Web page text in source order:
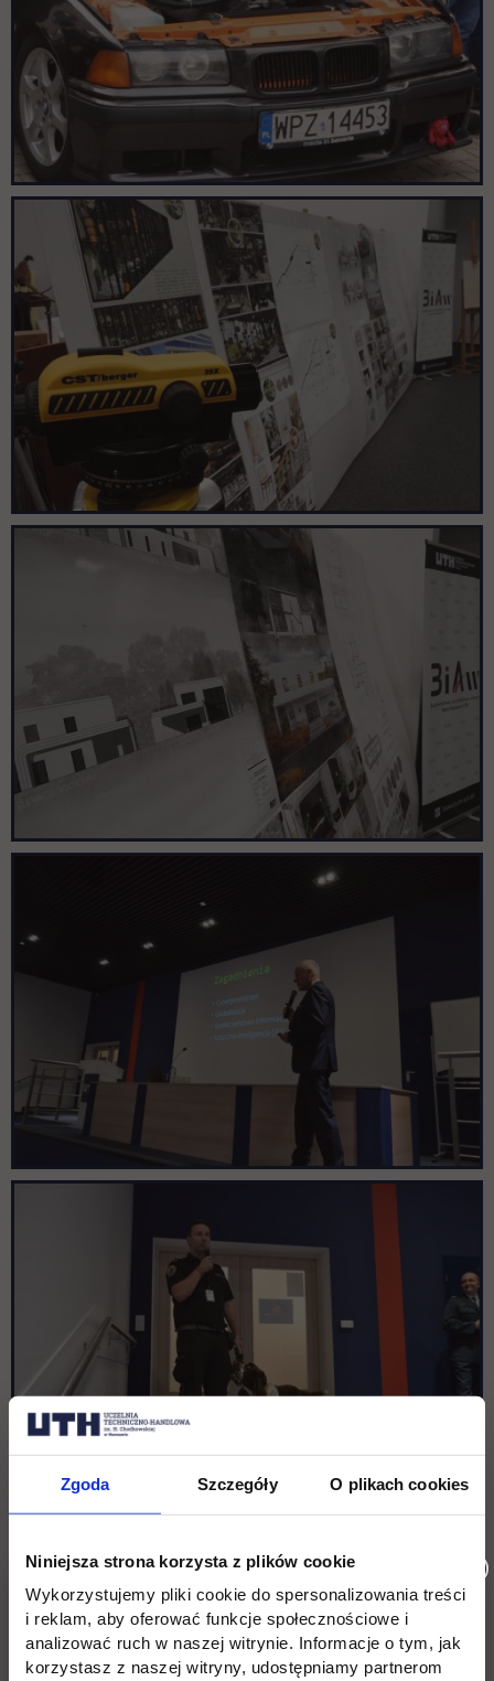
Zgoda Szczegóły O plikach cookies
Niniejsza strona korzysta z plików cookie
Wykorzystujemy pliki cookie do spersonalizowania treści
i reklam, aby oferować funkcje społecznościowe i
analizować ruch w naszej witrynie. Informacje o tym, jak
korzystasz z naszej witryny, udostępniamy partnerom